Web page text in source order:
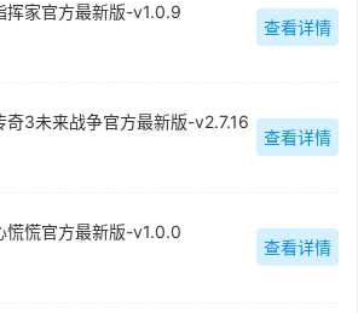
挥家官方最新版-v1.0.9
查看详情
奇3未来战争官方最新版-v2.7.16
查看详情
慌慌官方最新版-v1.0.0
查看详情